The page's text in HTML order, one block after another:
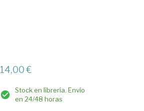
14,00 €
Stock en librería. Envío
en 24/48 horas